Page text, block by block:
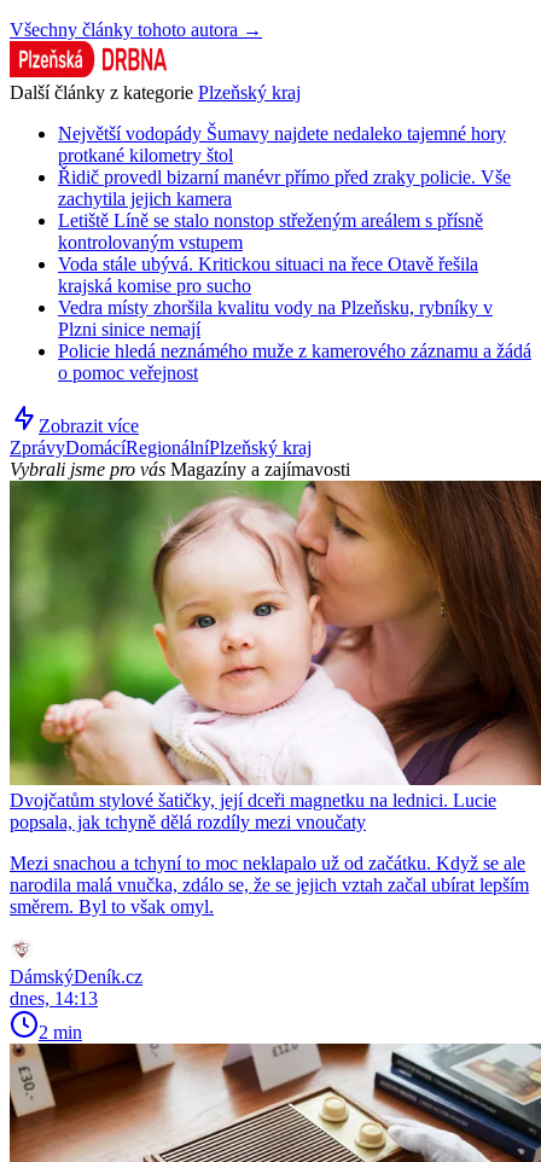
Všechny články tohoto autora →
Další články z kategorie Plzeňský kraj
Největší vodopády Šumavy najdete nedaleko tajemné hory
protkané kilometry štol
Řidič provedl bizarní manévr přímo před zraky policie. Vše
zachytila jejich kamera
Letiště Líně se stalo nonstop střeženým areálem s přísně
kontrolovaným vstupem
Voda stále ubývá. Kritickou situaci na řece Otavě řešila
krajská komise pro sucho
Vedra místy zhoršila kvalitu vody na Plzeňsku, rybníky v
Plzni sinice nemají
Policie hledá neznámého muže z kamerového záznamu a žádá
o pomoc veřejnost
Zobrazit více
ZprávyDomácíRegionálníPlzeňský kraj
Vybrali jsme pro vás Magazíny a zajímavosti
Dvojčatům stylové šatičky, její dceři magnetku na lednici. Lucie
popsala, jak tchyně dělá rozdíly mezi vnoučaty
Mezi snachou a tchyní to moc neklapalo už od začátku. Když se ale
narodila malá vnučka, zdálo se, že se jejich vztah začal ubírat lepším
směrem. Byl to však omyl.
DámskýDeník.cz
dnes, 14:13
2 min